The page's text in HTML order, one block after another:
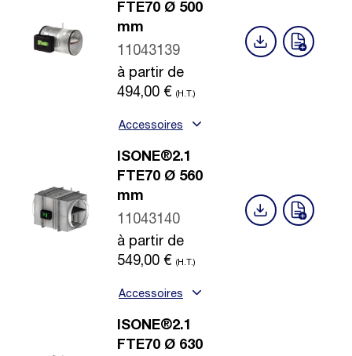
FTE70 Ø 500
mm
11043139
à partir de
494,00 € (H.T.)
Accessoires
ISONE®2.1
FTE70 Ø 560
mm
11043140
à partir de
549,00 € (H.T.)
Accessoires
ISONE®2.1
FTE70 Ø 630